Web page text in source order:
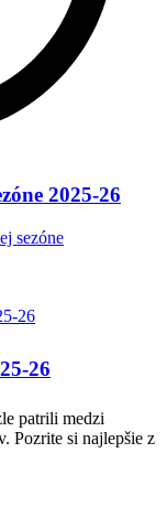
2025-26
sezóne
26
patrili medzi
Pozrite si najlepšie z